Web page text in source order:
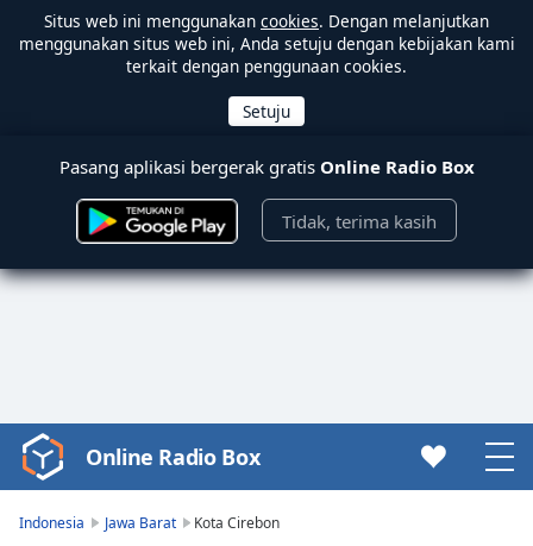
Situs web ini menggunakan cookies. Dengan melanjutkan
menggunakan situs web ini, Anda setuju dengan kebijakan kami
terkait dengan penggunaan cookies.
Pasang aplikasi bergerak gratis Online Radio Box
Tidak, terima kasih
Video
Player
Online Radio Box
Indonesia Jawa Barat Kota Cirebon